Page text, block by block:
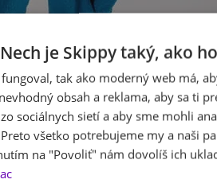
je Skippy taký, ako
tak ako moderný web má,
obsah a reklama, aby sa ti
sociálnych sietí a aby sme mohli
všetko potrebujeme my a naši
na "Povoliť" nám dovolíš ich